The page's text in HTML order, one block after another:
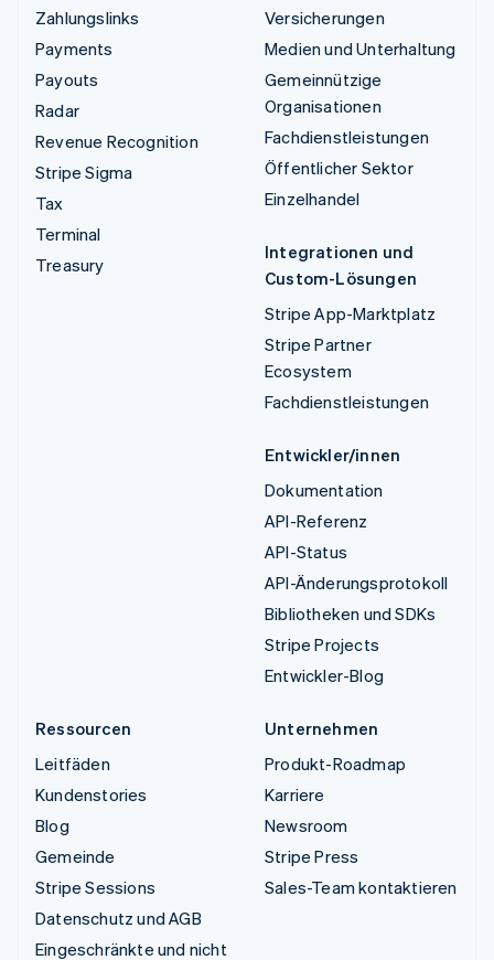
Zahlungslinks
Payments
Payouts
Radar
Revenue Recognition
Stripe Sigma
Tax
Terminal
Treasury
Versicherungen
Medien und Unterhaltung
Gemeinnützige
Organisationen
Fachdienstleistungen
Öffentlicher Sektor
Einzelhandel
Integrationen und
Custom-Lösungen
Stripe App-Marktplatz
Stripe Partner
Ecosystem
Fachdienstleistungen
Entwickler/innen
Dokumentation
API-Referenz
API-Status
API-Änderungsprotokoll
Bibliotheken und SDKs
Stripe Projects
Entwickler-Blog
Ressourcen
Leitfäden
Kundenstories
Blog
Gemeinde
Stripe Sessions
Datenschutz und AGB
Eingeschränkte und nicht
Unternehmen
Produkt-Roadmap
Karriere
Newsroom
Stripe Press
Sales-Team kontaktieren